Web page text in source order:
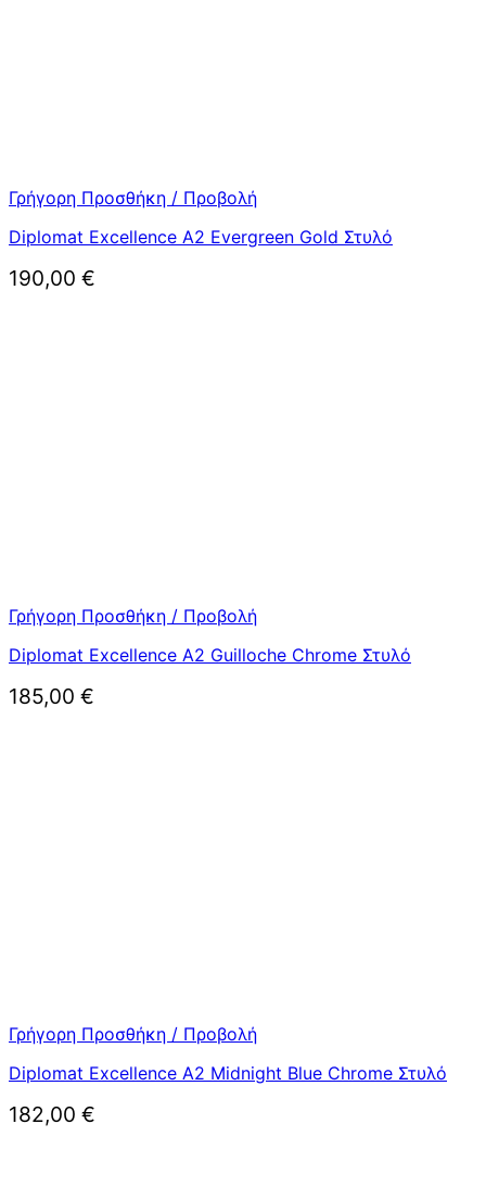
Γρήγορη Προσθήκη / Προβολή
Diplomat Excellence A2 Evergreen Gold Στυλό
190,00 €
Γρήγορη Προσθήκη / Προβολή
Diplomat Excellence A2 Guilloche Chrome Στυλό
185,00 €
Γρήγορη Προσθήκη / Προβολή
Diplomat Excellence A2 Midnight Blue Chrome Στυλό
182,00 €